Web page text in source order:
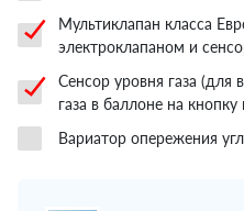
Мультиклапан класса
электроклапаном и
Сенсор уровня газа
газа в баллоне на
Вариатор опережения